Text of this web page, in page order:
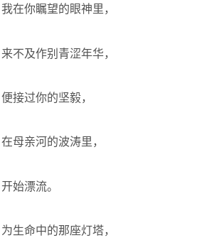
我在你瞩望的眼神里，
来不及作别青涩年华，
便接过你的坚毅，
在母亲河的波涛里，
开始漂流。
为生命中的那座灯塔，